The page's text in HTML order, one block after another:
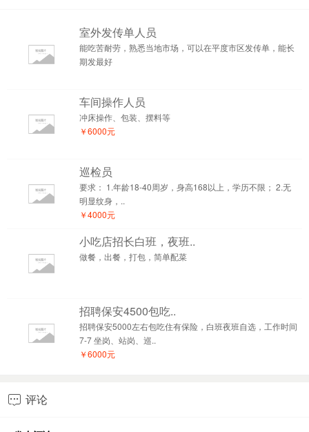
室外发传单人员
能吃苦耐劳，熟悉当地市场，可以在平度市区发传单，能长
期发最好
车间操作人员
冲床操作、包装、摆料等
￥6000元
巡检员
要求： 1.年龄18-40周岁，身高168以上，学历不限； 2.无
明显纹身，..
￥4000元
小吃店招长白班，夜班..
做餐，出餐，打包，简单配菜
招聘保安4500包吃..
招聘保安5000左右包吃住有保险，白班夜班自选，工作时间
7-7 坐岗、站岗、巡..
￥6000元
 评论